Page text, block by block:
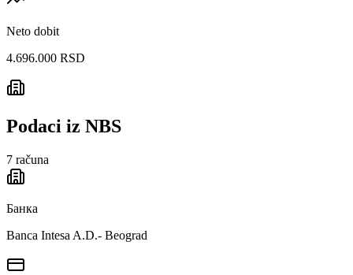
Neto dobit
4.696.000 RSD
Podaci iz NBS
7 računa
Банка
Banca Intesa A.D.- Beograd